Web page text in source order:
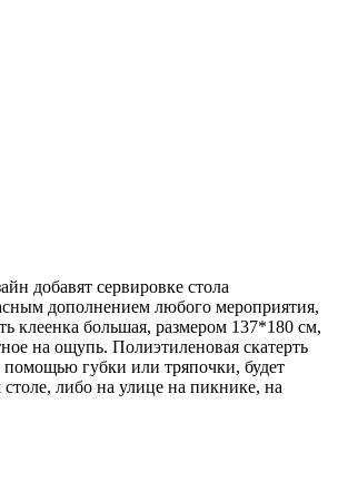
добавят сервировке стола
дополнением любого мероприятия,
клеенка большая, размером 137*180 см,
на ощупь. Полиэтиленовая скатерть
помощью губки или тряпочки, будет
либо на улице на пикнике, на